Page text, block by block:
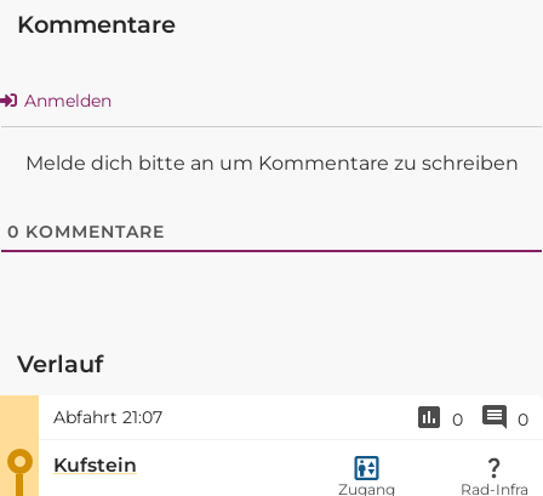
Kommentare
Anmelden
Melde dich bitte an um Kommentare zu schreiben
0 KOMMENTARE
Verlauf
Abfahrt 21:07 0 0
Kufstein
Zugang Rad-Infra